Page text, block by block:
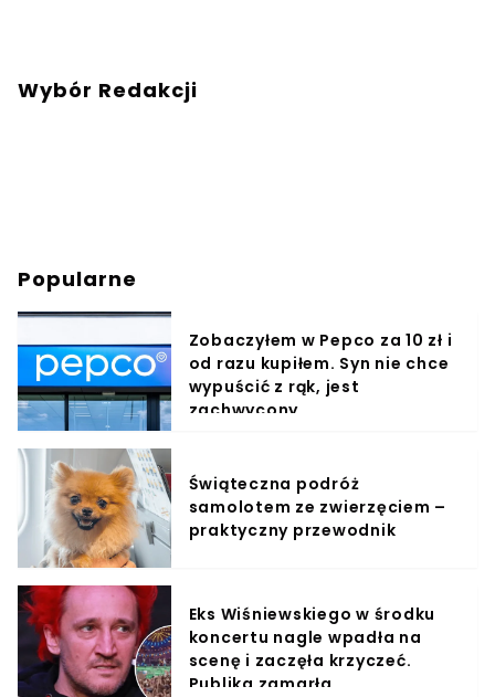
Wybór Redakcji
Popularne
Zobaczyłem w Pepco za 10 zł i
od razu kupiłem. Syn nie chce
wypuścić z rąk, jest
zachwycony
Świąteczna podróż
samolotem ze zwierzęciem –
praktyczny przewodnik
Eks Wiśniewskiego w środku
koncertu nagle wpadła na
scenę i zaczęła krzyczeć.
Publika zamarła